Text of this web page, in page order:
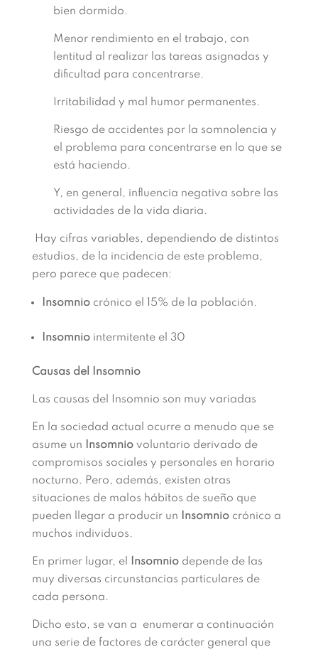
bien dormido.
Menor rendimiento en el trabajo, con
lentitud al realizar las tareas asignadas y
dificultad para concentrarse.
Irritabilidad y mal humor permanentes.
Riesgo de accidentes por la somnolencia y
el problema para concentrarse en lo que se
está haciendo.
Y, en general, influencia negativa sobre las
actividades de la vida diaria.
Hay cifras variables, dependiendo de distintos
estudios, de la incidencia de este problema,
pero parece que padecen:
Insomniocrónico el 15% de la población.
Insomniointermitente el 30
Causas del Insomnio
Las causas del Insomnio son muy variadas
En la sociedad actual ocurre a menudo que se
asume un
Insomniovoluntario derivado de
compromisos sociales y personales en horario
nocturno. Pero, además, existen otras
situaciones de malos hábitos de sueño que
pueden llegar a producir un Insomniocrónico a
muchos individuos.
En primer lugar, el Insomniodepende de las
muy diversas circunstancias particulares de
cada persona.
Dicho esto, se van a enumerar a continuación
una serie de factores de carácter general que